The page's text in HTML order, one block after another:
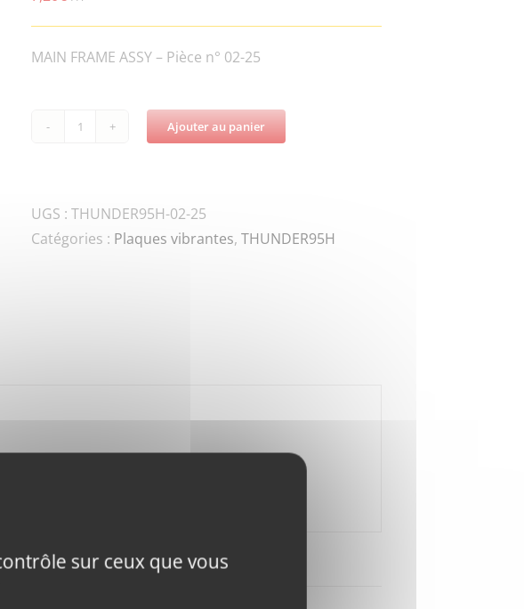
MAIN FRAME ASSY – Pièce n° 02-25
quantité
80-
0319
Ajouter au panier
UGS : THUNDER95H-02-25
Catégories : Plaques vibrantes, THUNDER95H
sur ceux que vous